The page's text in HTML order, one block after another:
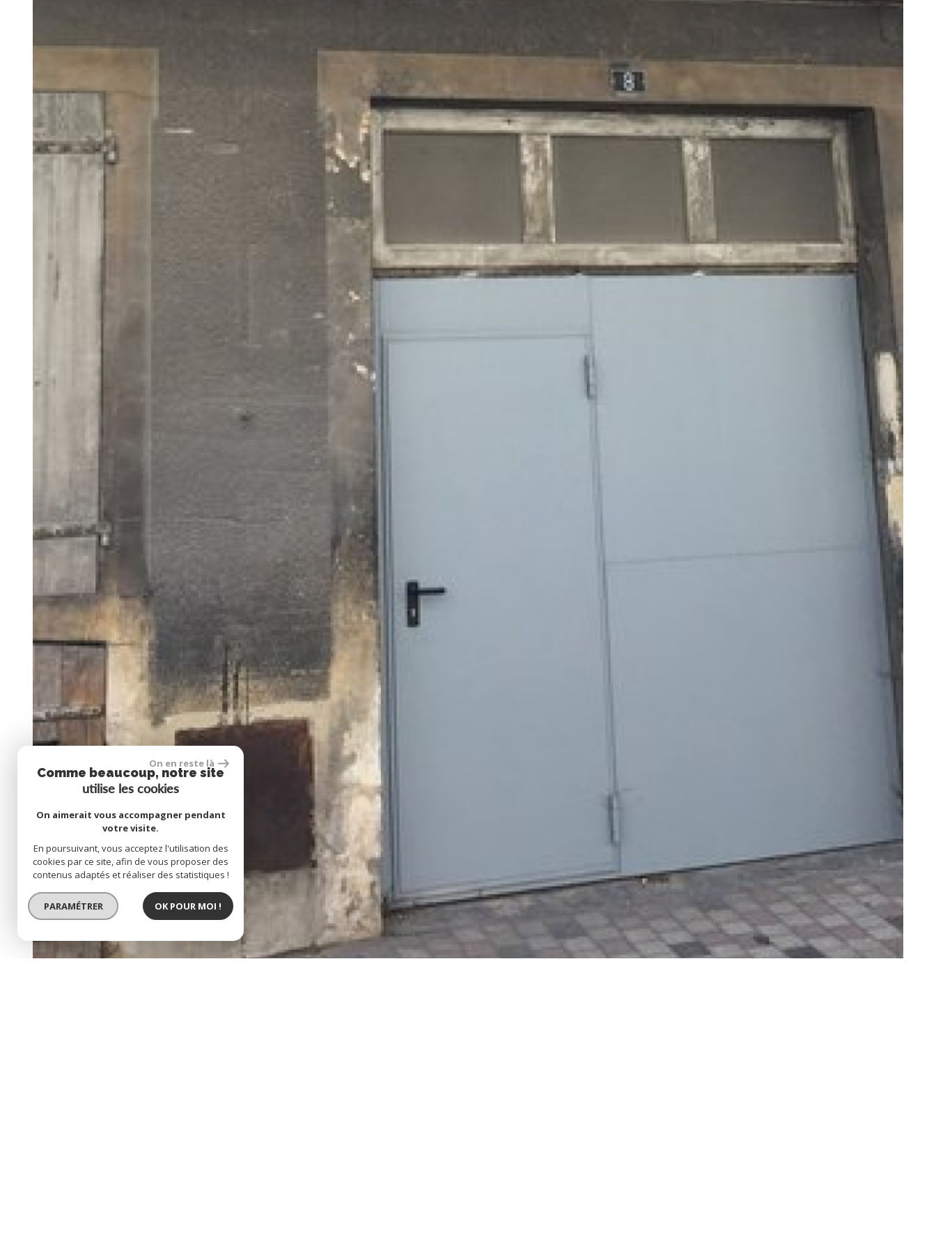
On en reste là
Comme beaucoup, notre site
utilise les cookies
On aimerait vous accompagner pendant
votre visite.
En poursuivant, vous acceptez l'utilisation des
cookies par ce site, afin de vous proposer des
contenus adaptés et réaliser des statistiques !
PARAMÉTRER OK POUR MOI !